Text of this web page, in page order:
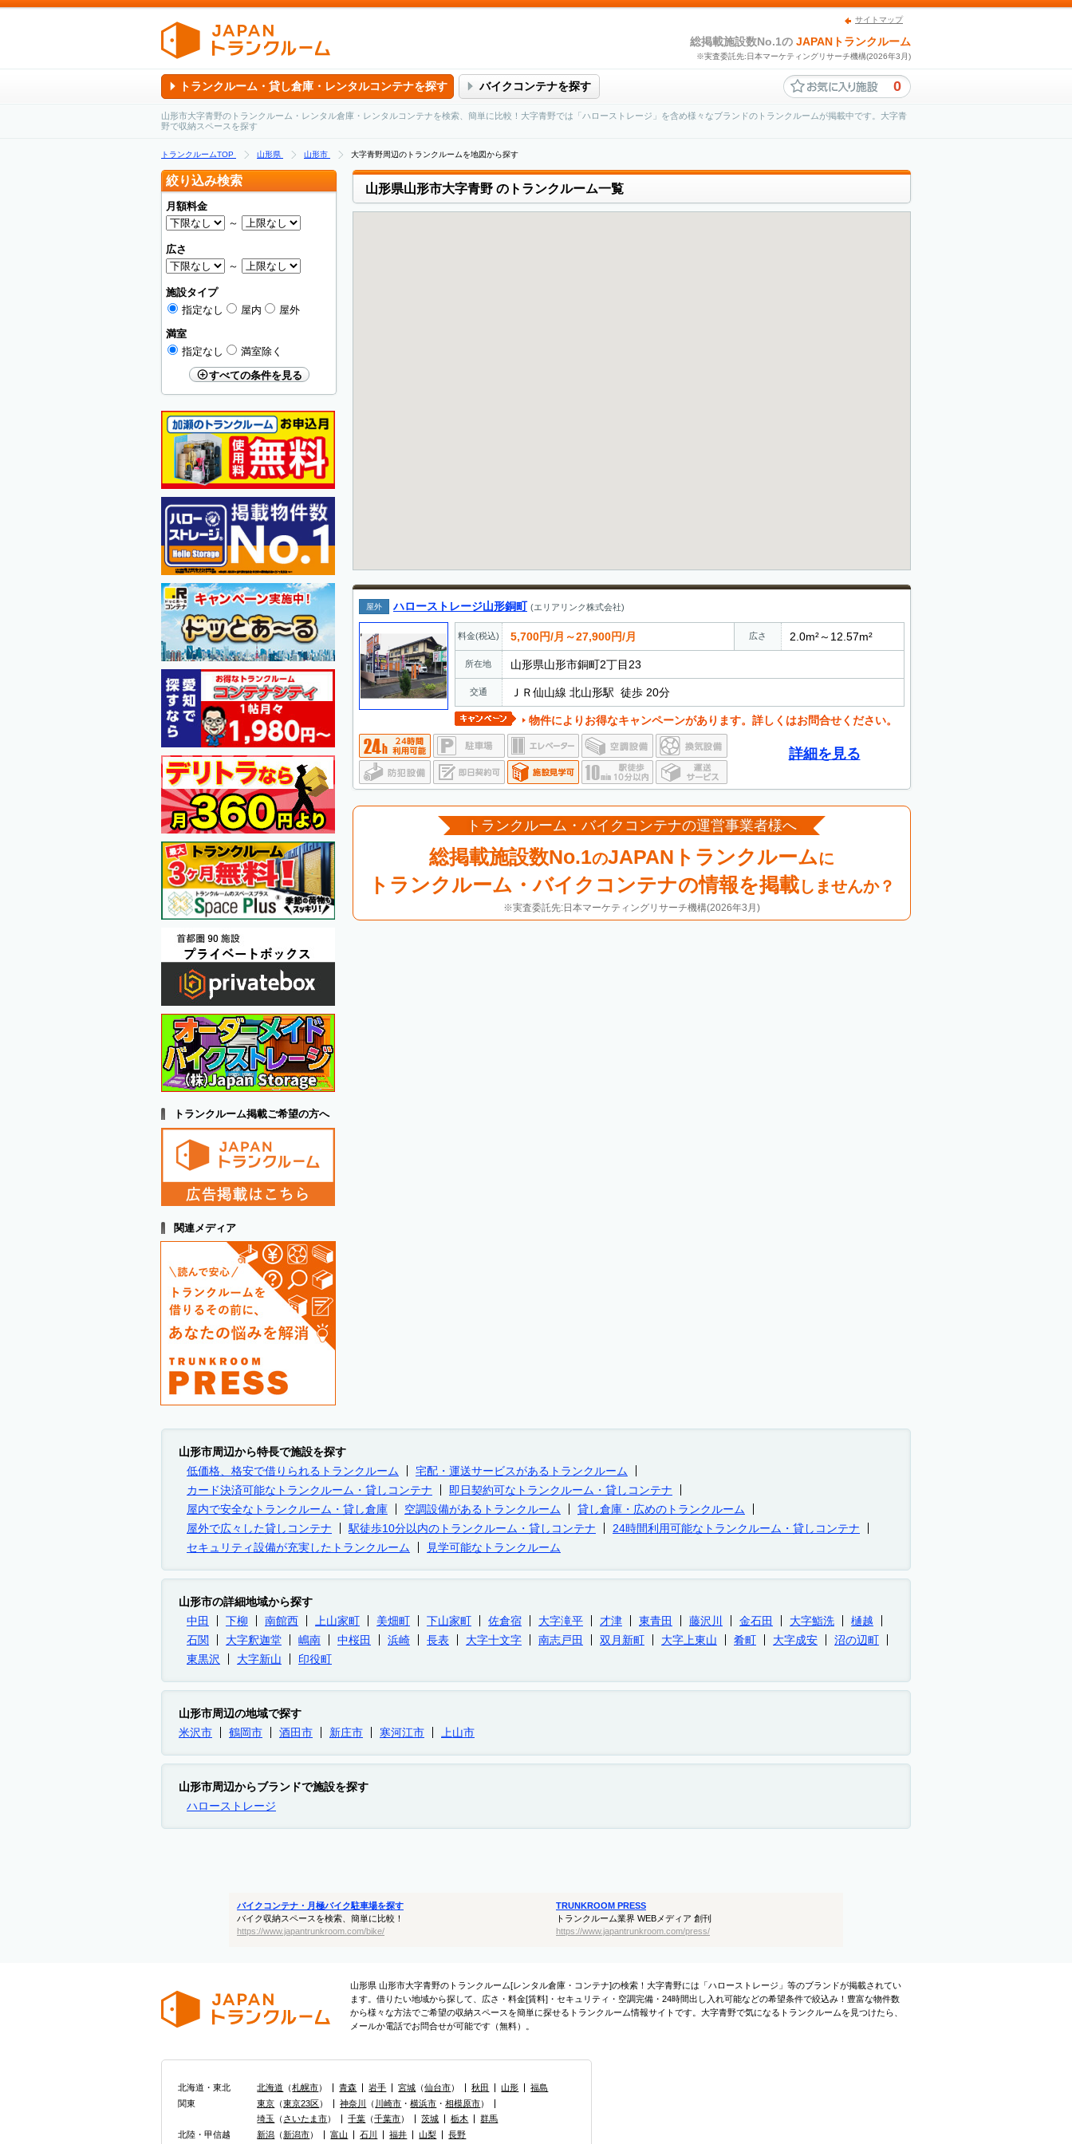
サイトマップ
総掲載施設数No.1の JAPANトランクルーム
※実査委託先:日本マーケティングリサーチ機構(2026年3月)
トランクルーム・貸し倉庫・レンタルコンテナを探す バイクコンテナを探す 0
山形市大字青野のトランクルーム・レンタル倉庫・レンタルコンテナを検索、簡単に比較！大字青野では「ハローストレージ」を含め様々なブランドのトランクルームが掲載中です。大字青
野で収納スペースを探す
トランクルームTOP 山形県 山形市 大字青野周辺のトランクルームを地図から探す
山形県山形市大字青野 のトランクルーム一覧
屋外 ハローストレージ山形銅町 (エリアリンク株式会社)
料金(税込) 5,700円/月～27,900円/月 広さ 2.0m²～12.57m²
所在地 山形県山形市銅町2丁目23
交通 ＪＲ仙山線 北山形駅 徒歩 20分
物件によりお得なキャンペーンがあります。詳しくはお問合せください。
詳細を見る
トランクルーム・バイクコンテナの運営事業者様へ
総掲載施設数No.1のJAPANトランクルームに
トランクルーム・バイクコンテナの情報を掲載しませんか？
※実査委託先:日本マーケティングリサーチ機構(2026年3月)
絞り込み検索
月額料金
～
広さ
～
施設タイプ
指定なし
屋内
屋外
満室
指定なし
満室除く
すべての条件を見る
トランクルーム掲載ご希望の方へ
関連メディア
山形市周辺から特長で施設を探す
低価格、格安で借りられるトランクルーム
宅配・運送サービスがあるトランクルーム
カード決済可能なトランクルーム・貸しコンテナ
即日契約可なトランクルーム・貸しコンテナ
屋内で安全なトランクルーム・貸し倉庫
空調設備があるトランクルーム
貸し倉庫・広めのトランクルーム
屋外で広々した貸しコンテナ
駅徒歩10分以内のトランクルーム・貸しコンテナ
24時間利用可能なトランクルーム・貸しコンテナ
セキュリティ設備が充実したトランクルーム
見学可能なトランクルーム
山形市の詳細地域から探す
中田
下柳 南館西 上山家町 美畑町 下山家町 佐倉宿 大字滝平 才津 東青田 藤沢川 金石田 大字鮨洗
樋越
石関
大字釈迦堂 嶋南 中桜田 浜崎 長表 大字十文字 南志戸田 双月新町 大字上東山 肴町 大字成安
沼の辺町
東黒沢
大字新山 印役町
山形市周辺の地域で探す
米沢市
鶴岡市 酒田市 新庄市 寒河江市 上山市
山形市周辺からブランドで施設を探す
ハローストレージ
バイクコンテナ・月極バイク駐車場を探す
バイク収納スペースを検索、簡単に比較！
https://www.japantrunkroom.com/bike/
TRUNKROOM PRESS
トランクルーム業界 WEBメディア 創刊
https://www.japantrunkroom.com/press/
山形県 山形市大字青野のトランクルーム[レンタル倉庫・コンテナ]の検索！大字青野には「ハローストレージ」等のブランドが掲載されてい
ます。借りたい地域から探して、広さ・料金[賃料]・セキュリティ・空調完備・24時間出し入れ可能などの希望条件で絞込み！豊富な物件数
から様々な方法でご希望の収納スペースを簡単に探せるトランクルーム情報サイトです。大字青野で気になるトランクルームを見つけたら、
メールか電話でお問合せが可能です（無料）。
北海道・東北 北海道 （札幌市） 青森 岩手 宮城 （仙台市） 秋田 山形
福島
関東
東京 （東京23区） 神奈川 （ 川崎市 ・横浜市 ・相模原市）
埼玉
（さいたま市） 千葉 （千葉市） 茨城 栃木
群馬
北陸・甲信越
新潟 （新潟市） 富山 石川 福井 山梨 長野